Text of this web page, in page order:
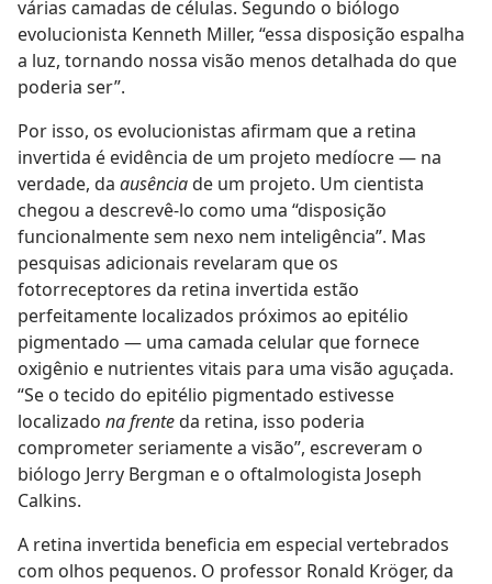
várias camadas de células. Segundo o biólogo
evolucionista Kenneth Miller, “essa disposição espalha
a luz, tornando nossa visão menos detalhada do que
poderia ser”.
Por isso, os evolucionistas afirmam que a retina
invertida é evidência de um projeto medíocre — na
verdade, da ausênciade um projeto. Um cientista
chegou a descrevê-lo como uma “disposição
funcionalmente sem nexo nem inteligência”. Mas
pesquisas adicionais revelaram que os
fotorreceptores da retina invertida estão
perfeitamente localizados próximos ao epitélio
pigmentado — uma camada celular que fornece
oxigênio e nutrientes vitais para uma visão aguçada.
“Se o tecido do epitélio pigmentado estivesse
localizado na frenteda retina, isso poderia
comprometer seriamente a visão”, escreveram o
biólogo Jerry Bergman e o oftalmologista Joseph
Calkins.
A retina invertida beneficia em especial vertebrados
com olhos pequenos. O professor Ronald Kröger, da